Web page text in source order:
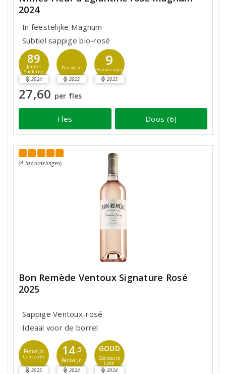
2024
In feestelijke Magnum
Subtiel sappige bio-rosé
89
James
Suckling
2024
Perswijn
2023
9
Hamersma
2023
27,60 per fles
Fles Doos (6)
(4 beoordelingen)
Bon Remède Ventoux Signature Rosé
2025
Sappige Ventoux-rosé
Ideaal voor de borrel
Perswijn
Concours
2025
14,5
Perswijn
2024
GOUD
Concours
Lyon
2024